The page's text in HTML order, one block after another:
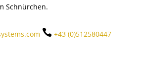
Schnürchen.
 +43 (0)512580447